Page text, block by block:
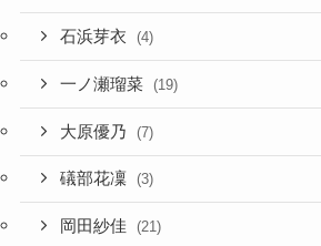
石浜芽衣 (4)
一ノ瀬瑠菜 (19)
大原優乃 (7)
礒部花凜 (3)
岡田紗佳 (21)